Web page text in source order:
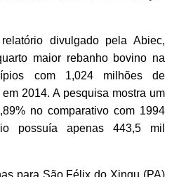
divulgado pela Abiec,
maior rebanho bovino na
com 1,024 milhões de
2014. A pesquisa mostra um
no comparativo com 1994
possuía apenas 443,5 mil
para São Félix do Xingu (PA)